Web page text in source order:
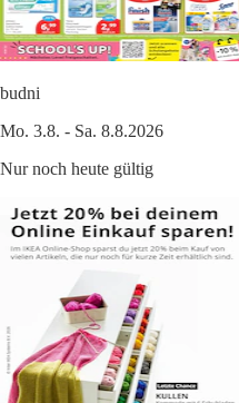
budni
Mo. 3.8. - Sa. 8.8.2026
Nur noch heute gültig